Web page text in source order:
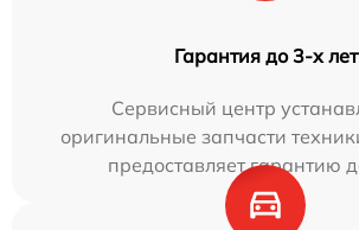
Гарантия до 3-х лет
Сервисный центр
оригинальные запчасти
предоставляет гарантию